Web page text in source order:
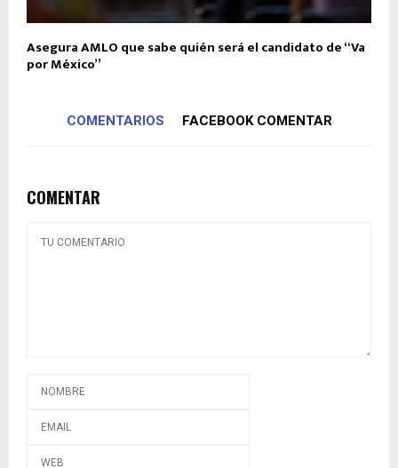
Asegura AMLO que sabe quién será el candidato de “Va
por México”
COMENTARIOS FACEBOOK COMENTAR
COMENTAR